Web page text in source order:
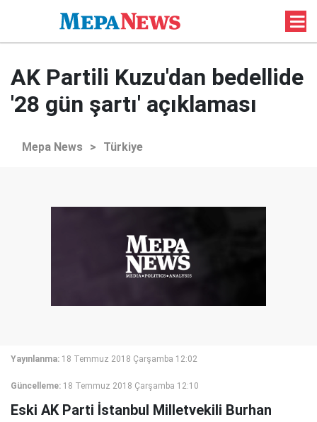
AK Partili Kuzu'dan bedellide
'28 gün şartı' açıklaması
Mepa News > Türkiye
Yayınlanma: 18 Temmuz 2018 Çarşamba 12:02
Güncelleme: 18 Temmuz 2018 Çarşamba 12:10
Eski AK Parti İstanbul Milletvekili Burhan